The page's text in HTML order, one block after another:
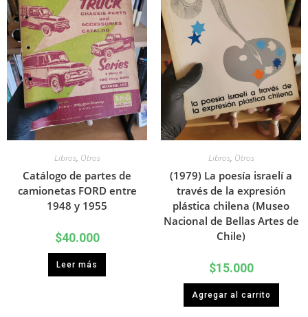
Libros, Otros
Catálogo de partes de
camionetas FORD entre
1948 y 1955
$40.000
Leer más
Libros, Otros
(1979) La poesía israelí a
través de la expresión
plástica chilena (Museo
Nacional de Bellas Artes de
Chile)
$15.000
Agregar al carrito